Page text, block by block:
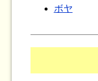
ボヤ